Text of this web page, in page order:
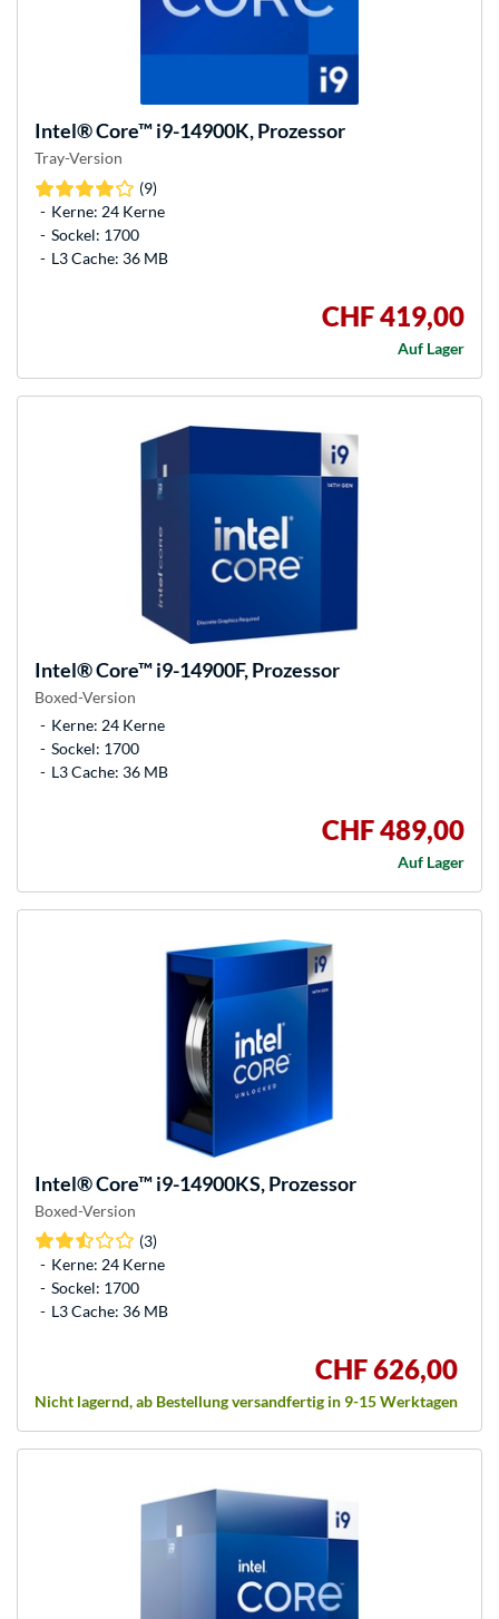
Intel®Core™ i9-14900K, Prozessor
Tray-Version
(9)
Kerne: 24 Kerne
Sockel: 1700
L3 Cache: 36 MB
CHF 419,00
Auf Lager
Intel®Core™ i9-14900F, Prozessor
Boxed-Version
Kerne: 24 Kerne
Sockel: 1700
L3 Cache: 36 MB
CHF 489,00
Auf Lager
Intel®Core™ i9-14900KS, Prozessor
Boxed-Version
(3)
Kerne: 24 Kerne
Sockel: 1700
L3 Cache: 36 MB
CHF 626,00
Nicht lagernd, ab Bestellung versandfertig in 9-15 Werktagen